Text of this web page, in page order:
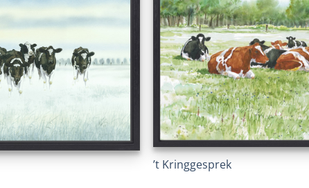
’t Kringgesprek